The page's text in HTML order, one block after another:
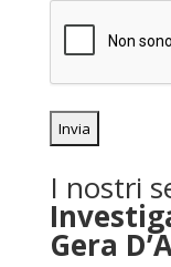
I nostri
Gera